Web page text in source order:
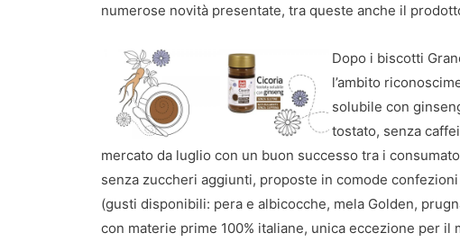
numerose novità presentate, tra queste anche il
Dopo i biscotti
l’ambito
solubile con
tostato, senza
mercato da luglio con un buon successo tra i
senza zuccheri aggiunti, proposte in comode
(gusti disponibili: pera e albicocche, mela Golden,
con materie prime 100% italiane, unica eccezione per il